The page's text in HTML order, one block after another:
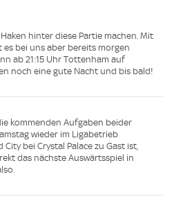
hinter diese Partie machen. Mit
es bei uns aber bereits morgen
ab 21:15 Uhr Tottenham auf
noch eine gute Nacht und bis bald!
kommenden Aufgaben beider
wieder im Ligabetrieb
bei Crystal Palace zu Gast ist,
das nächste Auswärtsspiel in